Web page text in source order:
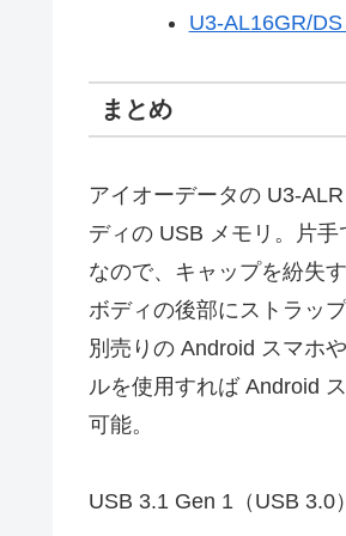
U3-AL16GR/
まとめ
アイオーデータの U3-
ディの USB メモリ。片
なので、キャップを紛失
ボディの後部にストラッ
別売りの Android スマホ
ルを使用すれば Android
可能。
USB 3.1 Gen 1（USB 3.0